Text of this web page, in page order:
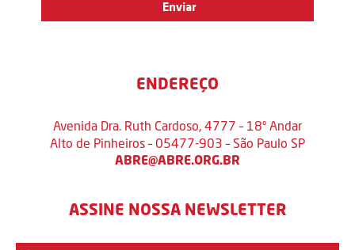
ENDEREÇO
Avenida Dra. Ruth Cardoso, 4777 – 18º Andar
Alto de Pinheiros – 05477-903 – São Paulo SP
ABRE@ABRE.ORG.BR
ASSINE NOSSA NEWSLETTER